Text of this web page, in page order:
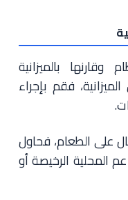
وقارنها بالميزانية
فقم بإجراء
على الطعام، فحاول
المحلية الرخيصة أو